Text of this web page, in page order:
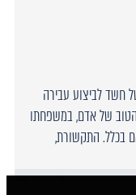
חשד לביצוע עבירה
הטוב של אדם, במשפחתו
בכלל. התקשורת,